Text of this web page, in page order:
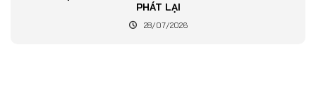
PHÁT LẠI
28/07/2026